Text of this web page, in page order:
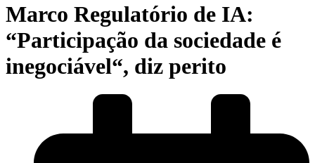
Marco Regulatório de IA:
“Participação da sociedade é
inegociável“, diz perito